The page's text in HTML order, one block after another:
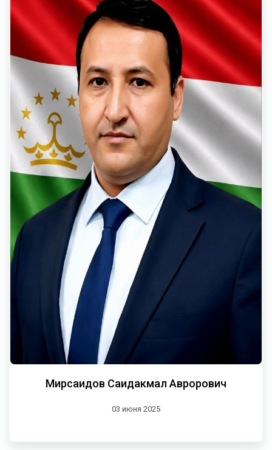
Мирсаидов Саидакмал Аврорович
03 июня 2025